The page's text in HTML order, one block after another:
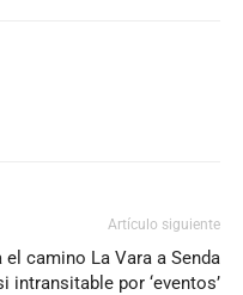
Artículo siguiente
camino La Vara a Senda
intransitable por ‘eventos’